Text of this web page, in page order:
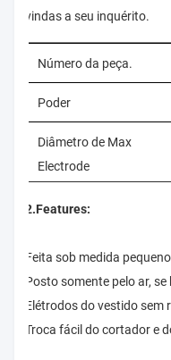
vindas a seu inquérito.
Número da peça.
Poder
Diâmetro de Max
Electrode
Velocidade (RPM)
Peso
2.Features:
Feita sob medida
Posto somente pelo ar,
Elétrodos do vestido sem
Troca fácil do cortador e